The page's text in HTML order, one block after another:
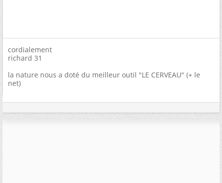
cordialement
richard 31
la nature nous a doté du meilleur outil "LE CERVEAU" (+ le
net)